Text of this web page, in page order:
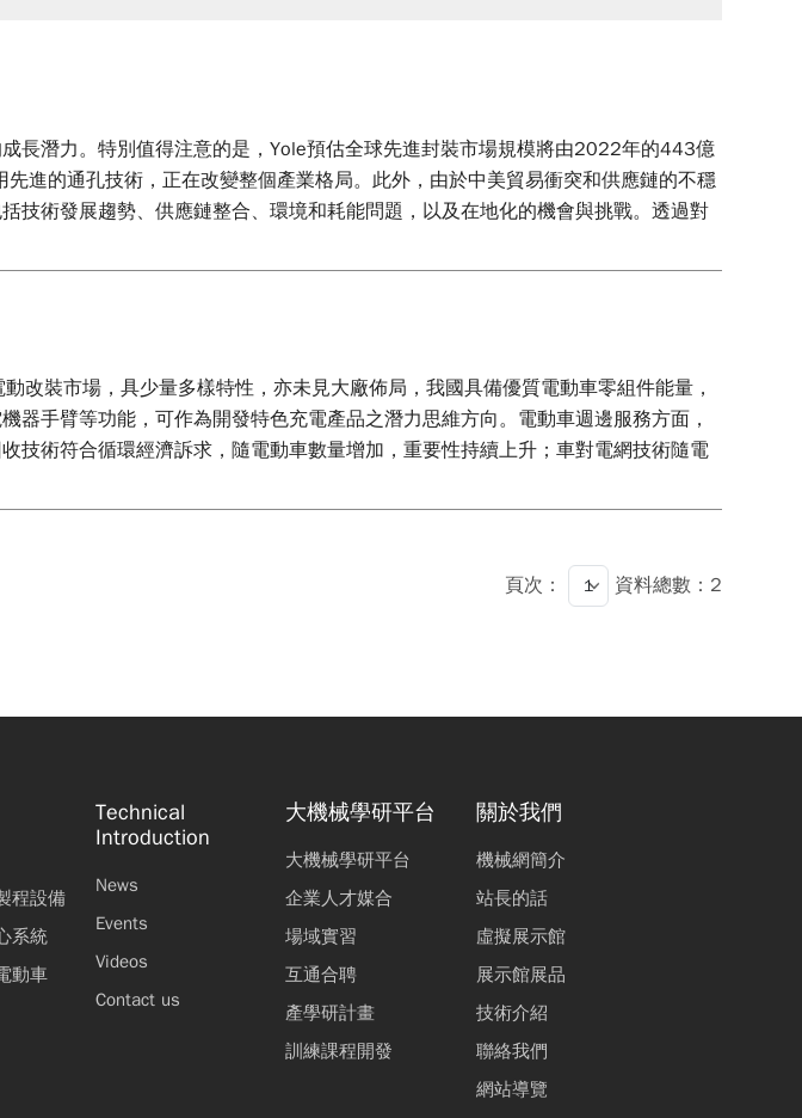
長潛力。特別值得注意的是，Yole預估全球先進封裝市場規模將由2022年的443億
進的通孔技術，正在改變整個產業格局。此外，由於中美貿易衝突和供應鏈的不穩
技術發展趨勢、供應鏈整合、環境和耗能問題，以及在地化的機會與挑戰。透過對
改裝市場，具少量多樣特性，亦未見大廠佈局，我國具備優質電動車零組件能量，
手臂等功能，可作為開發特色充電產品之潛力思維方向。電動車週邊服務方面，
技術符合循環經濟訴求，隨電動車數量增加，重要性持續上升；車對電網技術隨電
頁次： 資料總數：2
程設備
系統
動車
Technical
Introduction
News
Events
Videos
Contact us
大機械學研平台
大機械學研平台
企業人才媒合
場域實習
互通合聘
產學研計畫
訓練課程開發
關於我們
機械網簡介
站長的話
虛擬展示館
展示館展品
技術介紹
聯絡我們
網站導覽